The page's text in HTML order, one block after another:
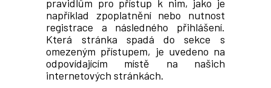
pravidlům pro přístup k nim, jako je
například zpoplatnění nebo nutnost
registrace a následného přihlášení.
Která stránka spadá do sekce s
omezeným přístupem, je uvedeno na
odpovídajícím místě na našich
internetových stránkách.